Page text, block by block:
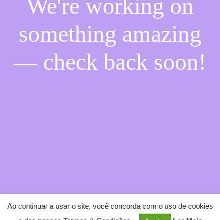
We're working on
something amazing
— check back soon!
Ao continuar a usar o site, você concorda com o uso de cookies